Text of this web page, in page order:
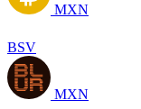
MXN
BSV
MXN